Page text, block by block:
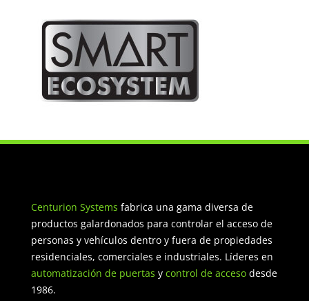
Centurion Systems fabrica una gama diversa de
productos galardonados para controlar el acceso de
personas y vehículos dentro y fuera de propiedades
residenciales, comerciales e industriales. Líderes en
automatización de puertas y control de accesodesde
1986.